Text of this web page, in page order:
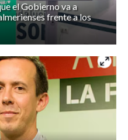
el Gobierno va a
frente a los